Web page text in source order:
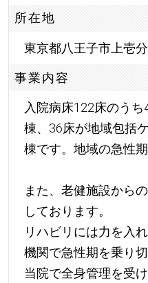
所在地
東京都八王子市上壱
事業内容
入院病床122床のう
棟、36床が地域包括
棟です。地域の急性
また、老健施設から
しております。
リハビリには力を入
機関で急性期を乗り
当院で全身管理を受